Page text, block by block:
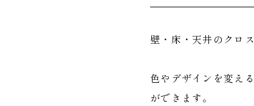
壁・床・天井のクロ
色やデザインを変え
ができます。